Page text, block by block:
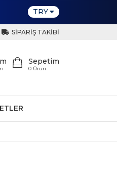
TRY
SIPARIŞ TAKIBI
Sepetim
0 Ürün